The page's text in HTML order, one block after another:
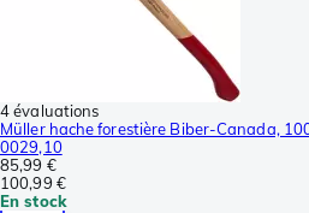
4 évaluations
Müller hache forestière Biber-Canada,
0029,10
85,99 €
100,99 €
En stock